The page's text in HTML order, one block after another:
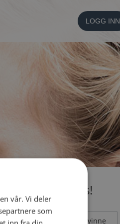
LOGG INN
Bli medlem gratis!
Mann Kvinne
vår. Vi deler
som